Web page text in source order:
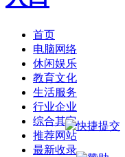
首页
电脑网络
休闲娱乐
教育文化
生活服务
行业企业
综合其它
推荐网站
最新收录